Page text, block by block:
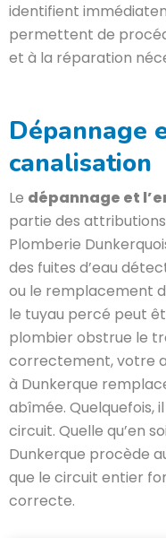
identifient
permettent de
et à la réparation
Dépannage
canalisation
Le dépannage et
partie des
Plomberie
des fuites d’eau
ou le remplacement
le tuyau percé peut
plombier obstrue le
correctement, votre
à Dunkerque
abîmée. Quelquefois,
circuit. Quelle qu’en
Dunkerque procède
que le circuit entier
correcte.